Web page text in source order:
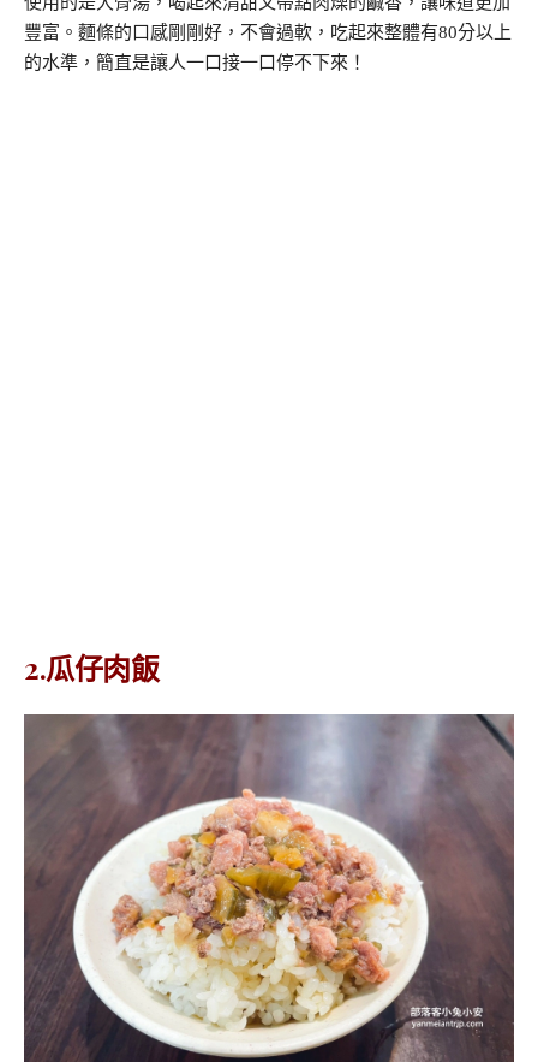
豐富。麵條的口感剛剛好，不會過軟，吃起來整體有80分以上
的水準，簡直是讓人一口接一口停不下來！
2.瓜仔肉飯